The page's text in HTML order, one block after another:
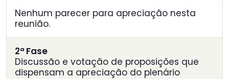
Nenhum parecer para apreciação nesta
reunião.
2ª Fase
Discussão e votação de proposições que
dispensam a apreciação do plenário